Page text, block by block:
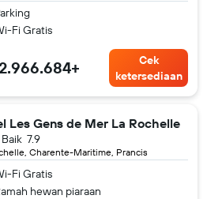
Fi Gratis
Cek
ketersediaan
Les Gens de Mer La Rochelle
Charente-Maritime, Prancis
7.9
Baik
2
Fi Gratis
hewan piaraan